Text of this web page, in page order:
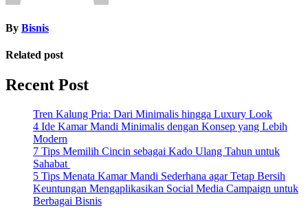
By Bisnis
Related post
Recent Post
Tren Kalung Pria: Dari Minimalis hingga Luxury Look
4 Ide Kamar Mandi Minimalis dengan Konsep yang Lebih
Modern
7 Tips Memilih Cincin sebagai Kado Ulang Tahun untuk
Sahabat
5 Tips Menata Kamar Mandi Sederhana agar Tetap Bersih
Keuntungan Mengaplikasikan Social Media Campaign untuk
Berbagai Bisnis